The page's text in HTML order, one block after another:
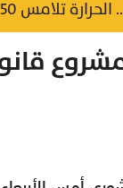
في بعض مناطق سلطنة عُمان